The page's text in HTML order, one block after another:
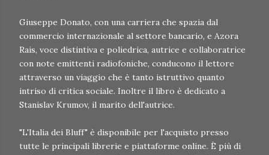
Giuseppe Donato, con una carriera che spazia dal
commercio internazionale al settore bancario, e Azora
Rais, voce distintiva e poliedrica, autrice e collaboratrice
con note emittenti radiofoniche, conducono il lettore
attraverso un viaggio che è tanto istruttivo quanto
intriso di critica sociale. Inoltre il libro è dedicato a
Stanislav Krumov, il marito dell'autrice.
"L'Italia dei Bluff" è disponibile per l'acquisto presso
tutte le principali librerie e piattaforme online. È più di